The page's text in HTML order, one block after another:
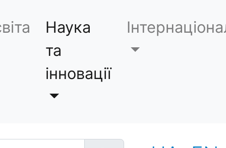
Наука
та
інновації